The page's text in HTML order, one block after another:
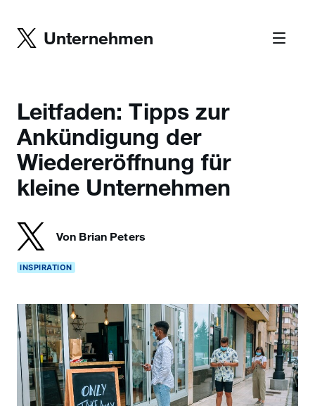
Unternehmen
Leitfaden: Tipps zur
Ankündigung der
Wiedereröffnung für
kleine Unternehmen
Von Brian Peters
INSPIRATION